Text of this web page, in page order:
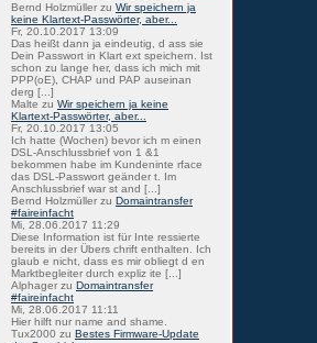
Bernd Holzmüller zu Wir speichern ja
keine Klartext-Passwörter, aber...
Fr, 20.10.2017 13:09
Das heißt dann ja eindeutig, d ass sie
Dein Passwort in Klart ext speichern. Ist
schon zu lange her, dass ich mich mit
PPP(oE), CHAP und PAP auseinan
derg [...]
Malte zu Wir speichern ja keine
Klartext-Passwörter, aber...
Fr, 20.10.2017 13:05
Ich hatte (Wochen) bevor ich m einen
DSL-Anschlussbrief von 1 &1
bekommen habe im Kundeninte rface
das DSL-Passwort geänder t. Im
Anschlussbrief war st and [...]
Bernd Holzmüller zu Domaintransfer
#faireinfacht
Mi, 28.06.2017 11:29
Diese Information ist für Inte ressierte
bereits in der Übers chrift enthalten. Ich
glaub e nicht, dass es mir obliegt d en
Marktbegleiter durch expliz ite [...]
Alphager zu Domaintransfer
#faireinfacht
Mi, 28.06.2017 11:11
Hier hilft nur name and shame.
Tux2000 zu Bestes Firmware-Update